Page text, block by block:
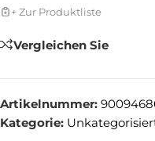
+ Zur Produktliste
Vergleichen Sie
Artikelnummer:
Kategorie: